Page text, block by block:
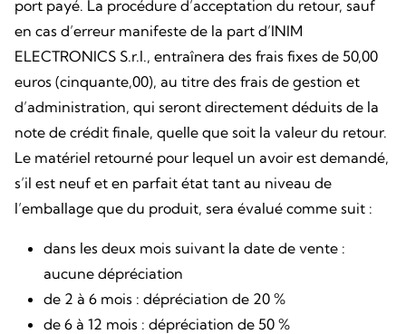
port payé. La procédure d’acceptation du retour, sauf
en cas d’erreur manifeste de la part d’INIM
ELECTRONICS S.r.l., entraînera des frais fixes de 50,00
euros (cinquante,00), au titre des frais de gestion et
d’administration, qui seront directement déduits de la
note de crédit finale, quelle que soit la valeur du retour.
Le matériel retourné pour lequel un avoir est demandé,
s’il est neuf et en parfait état tant au niveau de
l’emballage que du produit, sera évalué comme suit :
dans les deux mois suivant la date de vente :
aucune dépréciation
de 2 à 6 mois : dépréciation de 20 %
de 6 à 12 mois : dépréciation de 50 %